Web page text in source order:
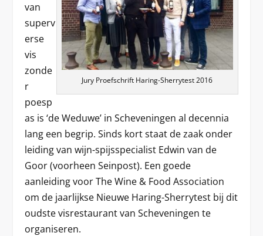
Jury Proefschrift Haring-Sherrytest 2016
van
superv
erse
vis
zonde
r
poesp
as is ‘de Weduwe’ in Scheveningen al decennia
lang een begrip. Sinds kort staat de zaak onder
leiding van wijn-spijsspecialist Edwin van de
Goor (voorheen Seinpost). Een goede
aanleiding voor The Wine & Food Association
om de jaarlijkse Nieuwe Haring-Sherrytest bij dit
oudste visrestaurant van Scheveningen te
organiseren.